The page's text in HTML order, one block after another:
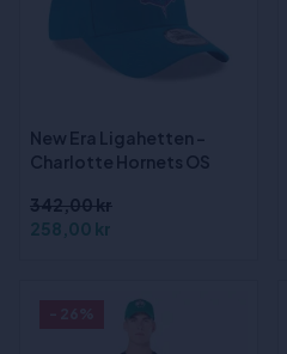
New Era Ligahetten -
Charlotte Hornets OS
342,00 kr
258,00 kr